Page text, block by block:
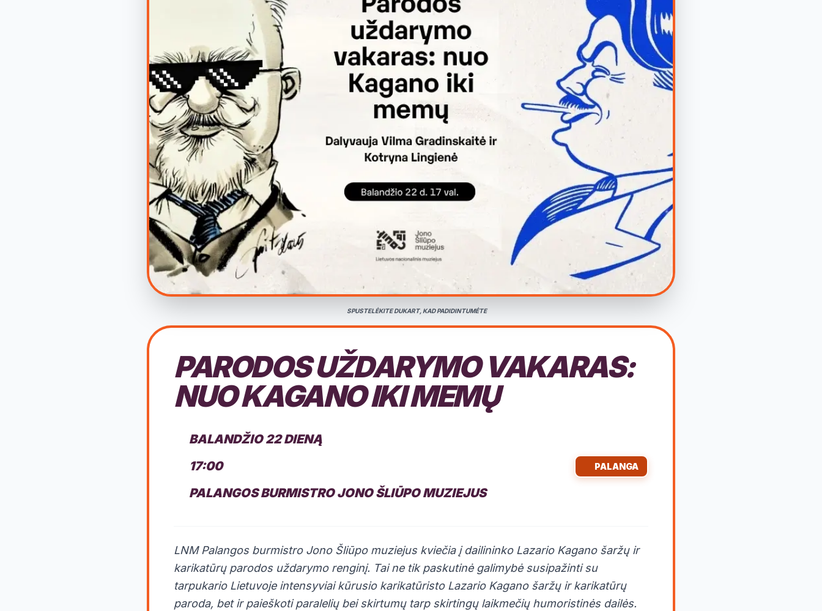
SPUSTELĖKITE DUKART, KAD PADIDINTUMĖTE
PARODOS UŽDARYMO VAKARAS:
NUO KAGANO IKI MEMŲ
BALANDŽIO 22 DIENĄ
17:00
PALANGOS BURMISTRO JONO ŠLIŪPO MUZIEJUS
PALANGA
LNM Palangos burmistro Jono Šliūpo muziejus kviečia į dailininko Lazario Kagano šaržų ir
karikatūrų parodos uždarymo renginį. Tai ne tik paskutinė galimybė susipažinti su
tarpukario Lietuvoje intensyviai kūrusio karikatūristo Lazario Kagano šaržų ir karikatūrų
paroda, bet ir paieškoti paralelių bei skirtumų tarp skirtingų laikmečių humoristinės dailės.